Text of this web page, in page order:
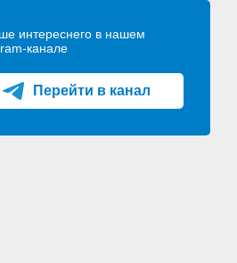
интереснего в нашем
канале
Перейти в канал